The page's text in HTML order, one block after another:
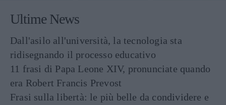
Ultime News
Dall'asilo all'università, la tecnologia sta
ridisegnando il processo educativo
11 frasi di Papa Leone XIV, pronunciate quando
era Robert Francis Prevost
Frasi sulla libertà: le più belle da condividere e